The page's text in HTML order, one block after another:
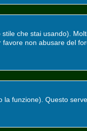
che stai usando).
non abusare del
funzione). Questo